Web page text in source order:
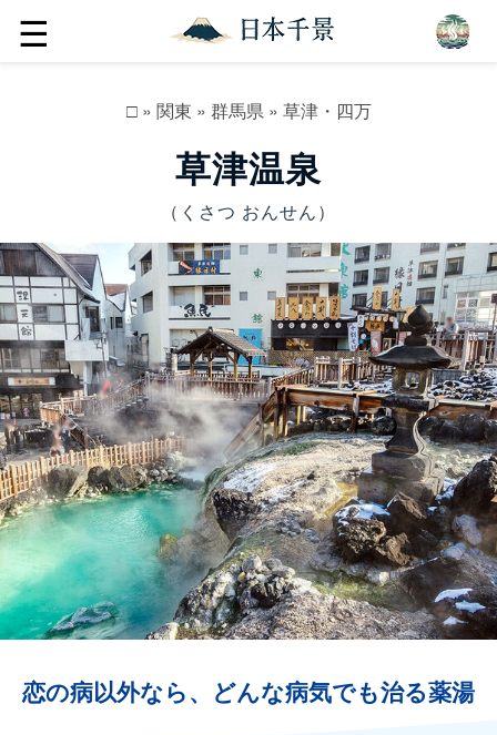
☰
□» 関東 » 群馬県» 草津・四万
草津温泉
（くさつ おんせん）
恋の病以外なら、どんな病気でも治る薬湯